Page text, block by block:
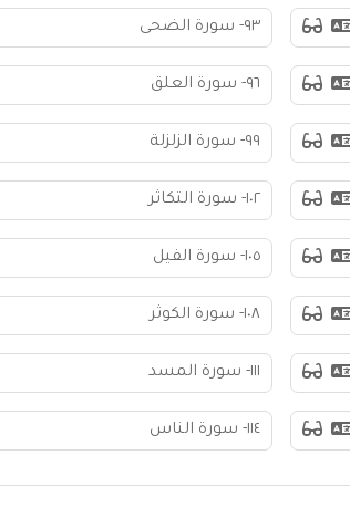
٩٣- سورة الضحى
٩٦- سورة العلق
٩٩- سورة الزلزلة
١٠٢- سورة التكاثر
١٠٥- سورة الفيل
١٠٨- سورة الكوثر
١١١- سورة المسد
١١٤- سورة الناس